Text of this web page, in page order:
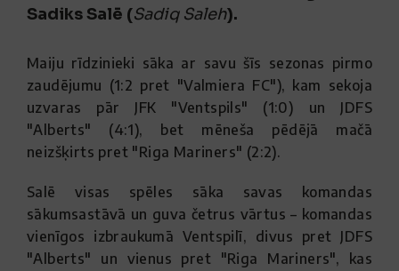
Sadiks Salē (Sadiq Saleh).
Maiju rīdzinieki sāka ar savu šīs sezonas pirmo
zaudējumu (1:2 pret "Valmiera FC"), kam sekoja
uzvaras pār JFK "Ventspils" (1:0) un JDFS
"Alberts" (4:1), bet mēneša pēdējā mačā
neizšķirts pret "Riga Mariners" (2:2).
Salē visas spēles sāka savas komandas
sākumsastāvā un guva četrus vārtus – komandas
vienīgos izbraukumā Ventspilī, divus pret JDFS
"Alberts" un vienus pret "Riga Mariners", kas